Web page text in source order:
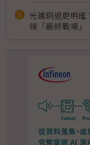
光進銅退更明
線「最終戰場」